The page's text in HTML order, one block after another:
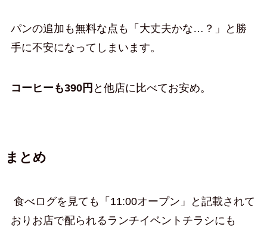
パンの追加も無料な点も「大丈夫かな…？」と勝
手に不安になってしまいます。
コーヒーも390円 と他店に比べてお安め。
まとめ
食べログを見ても「11:00オープン」と記載されて
おりお店で配られるランチイベントチラシにも